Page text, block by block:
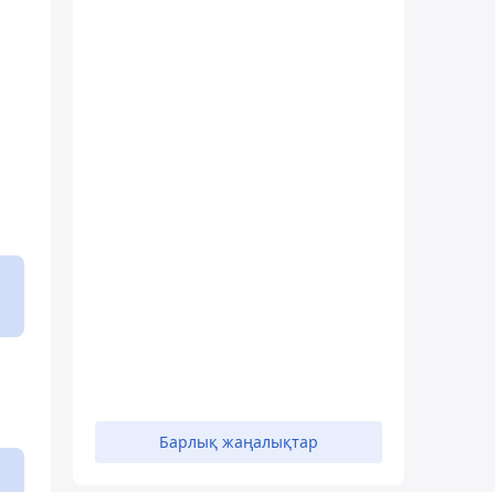
Барлық жаңалықтар